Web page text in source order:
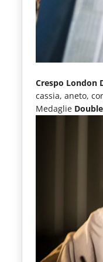
articoli
quotidiani
sul
mondo
tutte
Crespo London
cassia, aneto,
Medaglie